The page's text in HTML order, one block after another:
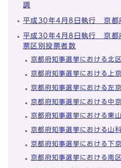
調
平成30年4月8日執行 京都
平成30年4月8日執行 京都
票区別投票者数
京都府知事選挙における北
京都府知事選挙における上
京都府知事選挙における左
京都府知事選挙における中
京都府知事選挙における東
京都府知事選挙における山
京都府知事選挙における下
京都府知事選挙における南